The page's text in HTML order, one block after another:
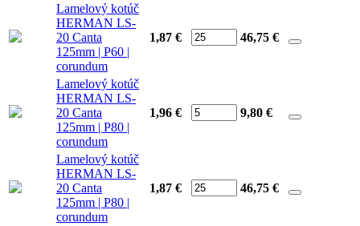
Lamelový kotúč
HERMAN LS-
20 Canta
125mm | P60 |
corundum
1,87 € 46,75 €
Lamelový kotúč
HERMAN LS-
20 Canta
125mm | P80 |
corundum
1,96 € 9,80 €
Lamelový kotúč
HERMAN LS-
20 Canta
125mm | P80 |
corundum
1,87 € 46,75 €